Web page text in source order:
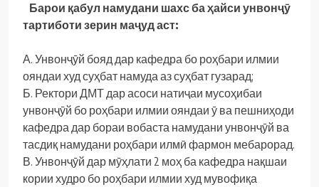
Барои қабул намудани шахс ба ҳайси унвонҷӯ
тартиботи зерин маҷуд аст:
А. Унвонҷӯй бояд дар кафедра бо роҳбари илмии
ояндаи худ суҳбат намуда аз суҳбат гузарад;
Б. Ректори ДМТ дар асоси натиҷаи мусоҳибаи
унвонҷӯй бо роҳбари илмии ояндаи ӯ ва пешниҳоди
кафедра дар бораи вобаста намудани унвонҷӯй ва
тасдиқ намудани роҳбари илмӣ фармон мебарорад.
В. Унвонҷӯй дар мӯҳлати 2 моҳ ба кафедра нақшаи
кории худро бо роҳбари илмии худ мувофиқа